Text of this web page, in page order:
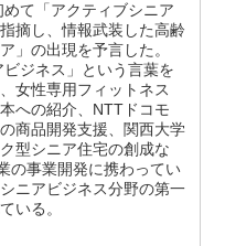
て「アクティブシニア
摘し、情報武装した高齢
」の出現を予言した。
ジネス」という言葉を
女性専用フィットネス
への紹介、NTTドコモ
商品開発支援、関西大学
型シニア住宅の創成な
の事業開発に携わってい
ニアビジネス分野の第一
いる。